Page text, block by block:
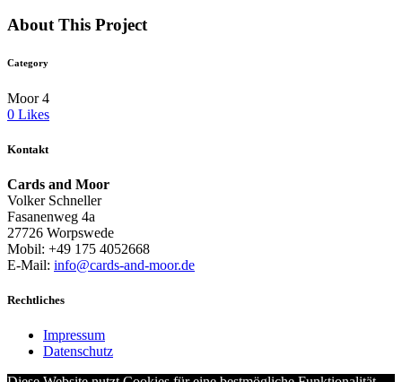
About This Project
Category
Moor 4
0 Likes
Kontakt
Cards and Moor
Volker Schneller
Fasanenweg 4a
27726 Worpswede
Mobil: +49 175 4052668
E-Mail: info@cards-and-moor.de
Rechtliches
Impressum
Datenschutz